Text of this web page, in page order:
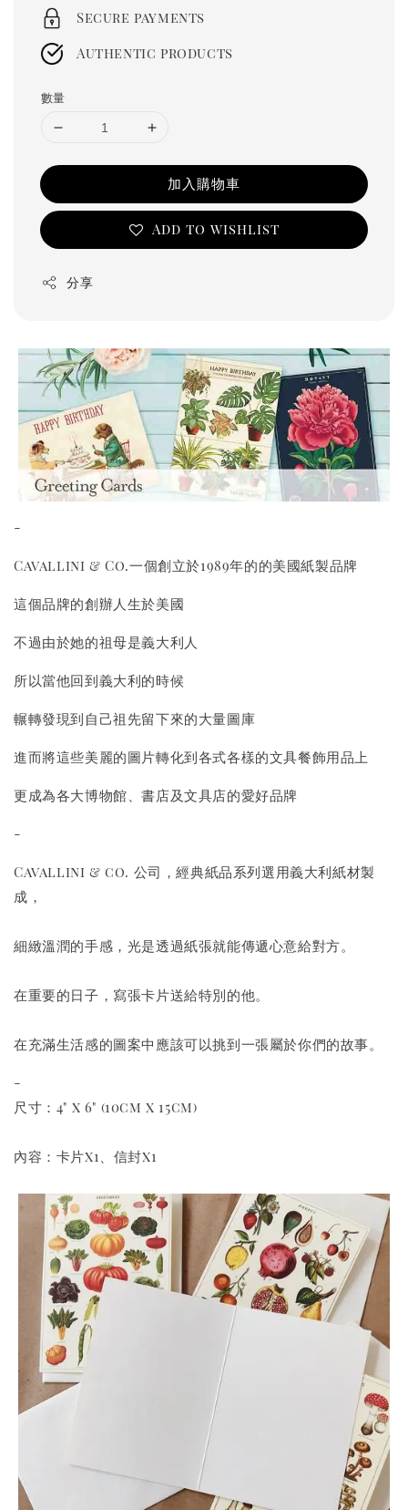
Secure payments
Authentic products
數量
加入購物車
Add to wishlist
分享
-
Cavallini & Co.一個創立於1989年的的美國紙製品牌
這個品牌的創辦人生於美國
不過由於她的祖母是義大利人
所以當他回到義大利的時候
輾轉發現到自己祖先留下來的大量圖庫
進而將這些美麗的圖片轉化到各式各樣的文具餐飾用品上
更成為各大博物館、書店及文具店的愛好品牌
-
Cavallini & co. 公司，經典紙品系列選用義大利紙材製
成，
細緻溫潤的手感，光是透過紙張就能傳遞心意給對方。
在重要的日子，寫張卡片送給特別的他。
在充滿生活感的圖案中應該可以挑到一張屬於你們的故事。
-
尺寸：4" x 6" (10cm x 15cm)
內容：卡片x1、信封x1